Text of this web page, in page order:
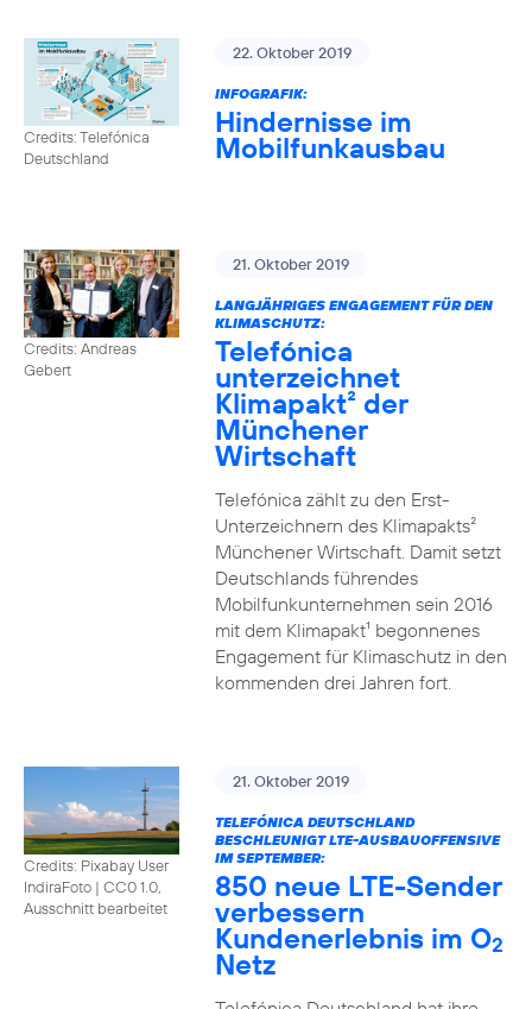
Credits: Telefónica
Deutschland
22. Oktober 2019
INFOGRAFIK:
Hindernisse im
Mobilfunkausbau
Credits: Andreas
Gebert
21. Oktober 2019
LANGJÄHRIGES ENGAGEMENT FÜR DEN
KLIMASCHUTZ:
Telefónica
unterzeichnet
Klimapakt² der
Münchener
Wirtschaft
Telefónica zählt zu den Erst-
Unterzeichnern des Klimapakts²
Münchener Wirtschaft. Damit setzt
Deutschlands führendes
Mobilfunkunternehmen sein 2016
mit dem Klimapakt¹ begonnenes
Engagement für Klimaschutz in den
kommenden drei Jahren fort.
Credits: Pixabay User
IndiraFoto | CC0 1.0,
Ausschnitt bearbeitet
21. Oktober 2019
TELEFÓNICA DEUTSCHLAND
BESCHLEUNIGT LTE-AUSBAUOFFENSIVE
IM SEPTEMBER:
850 neue LTE-Sender
verbessern
Kundenerlebnis im O2
Netz